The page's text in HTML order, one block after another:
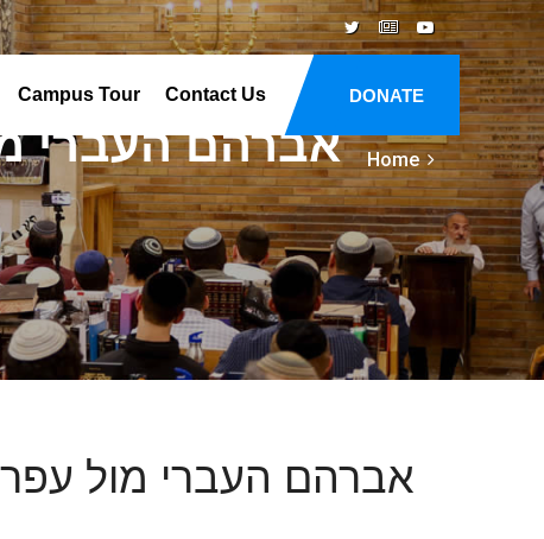
DONATE
Campus Tour Contact Us
אברהם העברי
Home
אברהם העברי מול